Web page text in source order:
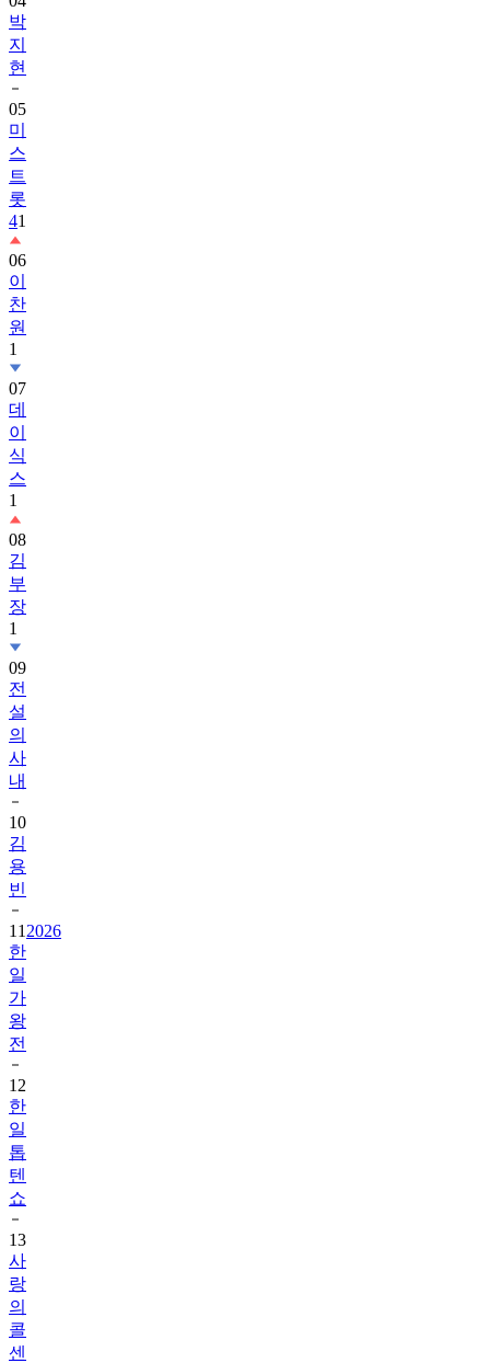
박
지
현
05
미
스
트
롯
41
06
이
찬
원
1
07
데
이
식
스
1
08
김
부
장
1
09
전
설
의
사
내
10
김
용
빈
11 2026
한
일
가
왕
전
12
한
일
톱
텐
쇼
13
사
랑
의
콜
센